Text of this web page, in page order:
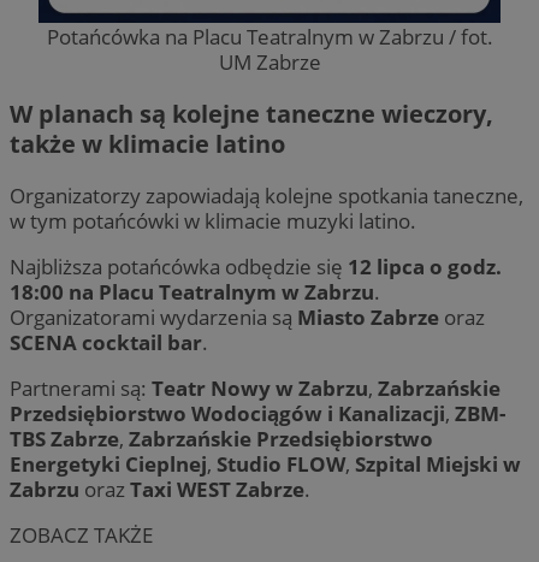
Potańcówka na Placu Teatralnym w Zabrzu / fot.
UM Zabrze
W planach są kolejne taneczne wieczory,
także w klimacie latino
Organizatorzy zapowiadają kolejne spotkania taneczne,
w tym potańcówki w klimacie muzyki latino.
Najbliższa potańcówka odbędzie się 12 lipca o godz.
18:00 na Placu Teatralnym w Zabrzu.
Organizatorami wydarzenia są Miasto Zabrze oraz
SCENA cocktail bar.
Partnerami są: Teatr Nowy w Zabrzu, Zabrzańskie
Przedsiębiorstwo Wodociągów i Kanalizacji, ZBM-
TBS Zabrze, Zabrzańskie Przedsiębiorstwo
Energetyki Cieplnej, Studio FLOW, Szpital Miejski w
Zabrzu orazTaxi WEST Zabrze.
ZOBACZ TAKŻE